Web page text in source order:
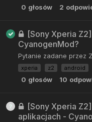
0 głosów 2
[Sony Xperia
CyanogenMod?
Pytanie zadane przez
xperia z2 android
0 głosów 10
[Sony Xperia
aplikacjach -